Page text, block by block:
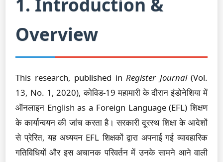
Overview
This research, published in Register Journal(Vol.
13, No. 1, 2020), कोविड-19 महामारी के दौरान इंडोनेशिया में
ऑनलाइन English as a Foreign Language (EFL) शिक्षण
के कार्यान्वयन की जांच करता है। सरकारी दूरस्थ शिक्षा के आदेशों
से प्रेरित, यह अध्ययन EFL शिक्षकों द्वारा अपनाई गई व्यावहारिक
गतिविधियों और इस अचानक परिवर्तन में उनके सामने आने वाली